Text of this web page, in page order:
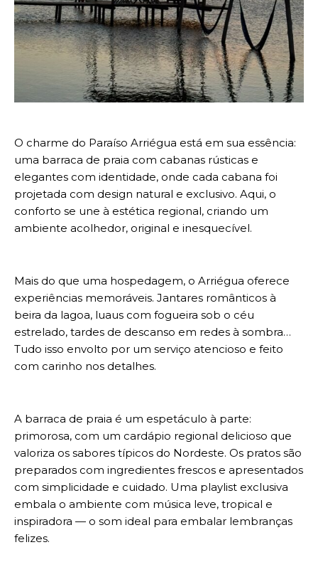
O charme do Paraíso Arriégua está em sua essência:
uma barraca de praia com cabanas rústicas e
elegantes com identidade, onde cada cabana foi
projetada com design natural e exclusivo. Aqui, o
conforto se une à estética regional, criando um
ambiente acolhedor, original e inesquecível.
Mais do que uma hospedagem, o Arriégua oferece
experiências memoráveis. Jantares românticos à
beira da lagoa, luaus com fogueira sob o céu
estrelado, tardes de descanso em redes à sombra…
Tudo isso envolto por um serviço atencioso e feito
com carinho nos detalhes.
A barraca de praia é um espetáculo à parte:
primorosa, com um cardápio regional delicioso que
valoriza os sabores típicos do Nordeste. Os pratos são
preparados com ingredientes frescos e apresentados
com simplicidade e cuidado. Uma playlist exclusiva
embala o ambiente com música leve, tropical e
inspiradora — o som ideal para embalar lembranças
felizes.